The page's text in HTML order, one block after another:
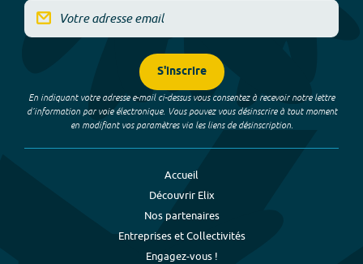
S'inscrire
En indiquant votre adresse e-mail ci-dessus vous consentez à recevoir notre lettre
d’information par voie électronique. Vous pouvez vous désinscrire à tout moment
en modifiant vos paramètres via les liens de désinscription.
Accueil
Découvrir Elix
Nos partenaires
Entreprises et Collectivités
Engagez-vous !